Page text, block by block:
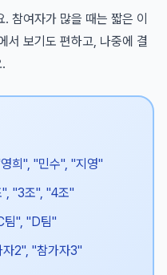
참여자가 많을 때는 짧은 이
서 보기도 편하고, 나중에 결
희", "민수", "지영"
"3조", "4조"
팀", "D팀"
2", "참가자3"